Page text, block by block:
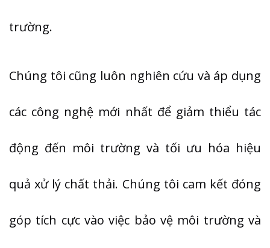
trường.
Chúng tôi cũng luôn nghiên cứu và áp dụng
các công nghệ mới nhất để giảm thiểu tác
động đến môi trường và tối ưu hóa hiệu
quả xử lý chất thải. Chúng tôi cam kết đóng
góp tích cực vào việc bảo vệ môi trường và